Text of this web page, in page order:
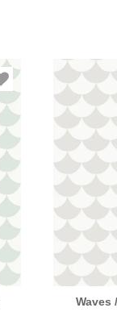
Waves